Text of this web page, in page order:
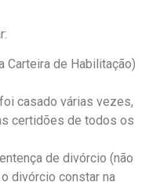
Carteira de Habilitação)
casado várias vezes,
certidões de todos os
de divórcio (não
divórcio constar na